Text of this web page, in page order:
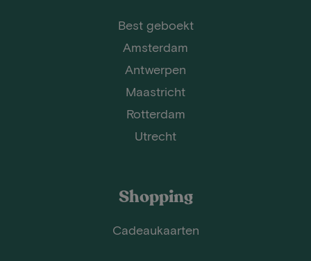
Best geboekt
Amsterdam
Antwerpen
Maastricht
Rotterdam
Utrecht
Shopping
Cadeaukaarten